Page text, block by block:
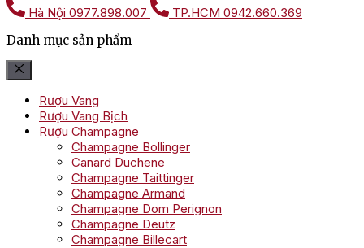
Hà Nội 0977.898.007 TP.HCM 0942.660.369
Danh mục sản phẩm
Rượu Vang
Rượu Vang Bịch
Rượu Champagne
Champagne Bollinger
Canard Duchene
Champagne Taittinger
Champagne Armand
Champagne Dom Perignon
Champagne Deutz
Champagne Billecart